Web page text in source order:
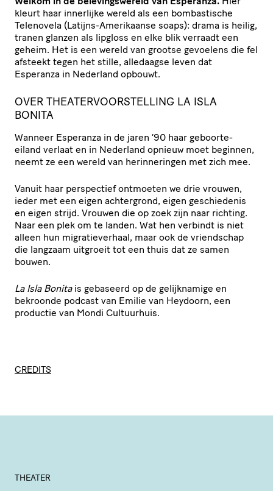
kleurt haar innerlijke wereld als een bombastische
Telenovela (Latijns-Amerikaanse soaps): drama is heilig,
tranen glanzen als lipgloss en elke blik verraadt een
geheim. Het is een wereld van grootse gevoelens die fel
afsteekt tegen het stille, alledaagse leven dat
Esperanza in Nederland opbouwt.
OVER THEATERVOORSTELLING LA ISLA
BONITA
Wanneer Esperanza in de jaren ’90 haar geboorte-
eiland verlaat en in Nederland opnieuw moet beginnen,
neemt ze een wereld van herinneringen met zich mee.
Vanuit haar perspectief ontmoeten we drie vrouwen,
ieder met een eigen achtergrond, eigen geschiedenis
en eigen strijd. Vrouwen die op zoek zijn naar richting.
Naar een plek om te landen. Wat hen verbindt is niet
alleen hun migratieverhaal, maar ook de vriendschap
die langzaam uitgroeit tot een thuis dat ze samen
bouwen.
La Isla Bonitais gebaseerd op de gelijknamige en
bekroonde podcast van Emilie van Heydoorn, een
productie van Mondi Cultuurhuis.
CREDITS
THEATER